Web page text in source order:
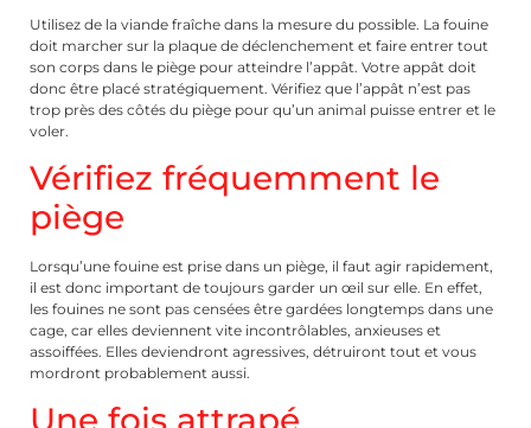
Utilisez de la viande fraîche dans la mesure du possible. La fouine
doit marcher sur la plaque de déclenchement et faire entrer tout
son corps dans le piège pour atteindre l’appât. Votre appât doit
donc être placé stratégiquement. Vérifiez que l’appât n’est pas
trop près des côtés du piège pour qu’un animal puisse entrer et le
voler.
Vérifiez fréquemment le
piège
Lorsqu’une fouine est prise dans un piège, il faut agir rapidement,
il est donc important de toujours garder un œil sur elle. En effet,
les fouines ne sont pas censées être gardées longtemps dans une
cage, car elles deviennent vite incontrôlables, anxieuses et
assoiffées. Elles deviendront agressives, détruiront tout et vous
mordront probablement aussi.